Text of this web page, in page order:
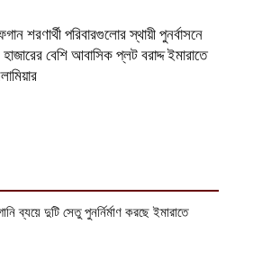
শরণার্থী পরিবারগুলোর স্থায়ী পুনর্বাসনে
বেশি আবাসিক প্লট বরাদ্দ ইমারাতে
ব্যয়ে দুটি সেতু পুনর্নির্মাণ করছে ইমারাতে